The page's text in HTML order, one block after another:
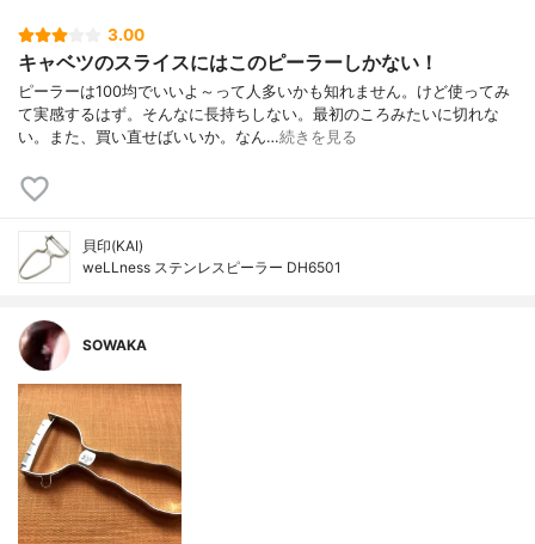
3.00
キャベツのスライスにはこのピーラーしかない！
ピーラーは100均でいいよ～って人多いかも知れません。けど使ってみ
て実感するはず。そんなに長持ちしない。最初のころみたいに切れな
い。また、買い直せばいいか。なん…続きを見る
貝印(KAI)
weLLness ステンレスピーラー DH6501
SOWAKA